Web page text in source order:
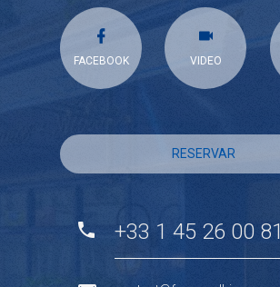
FACEBOOK VIDEO
RESERVAR
+33 1 45 26 00 81